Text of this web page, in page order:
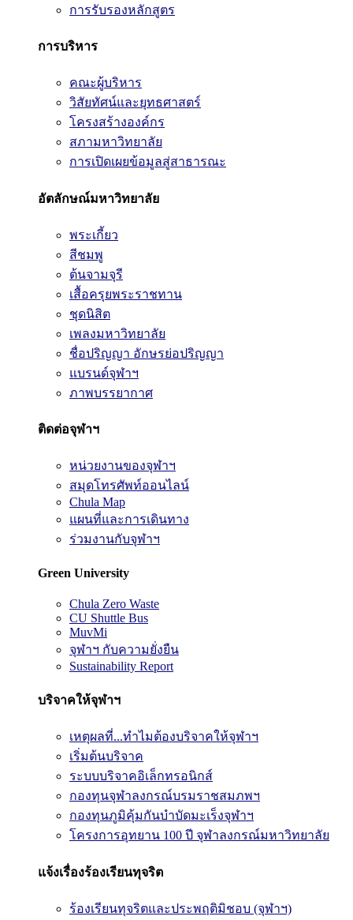
การรับรองหลักสูตร
การบริหาร
คณะผู้บริหาร
วิสัยทัศน์และยุทธศาสตร์
โครงสร้างองค์กร
สภามหาวิทยาลัย
การเปิดเผยข้อมูลสู่สาธารณะ
อัตลักษณ์มหาวิทยาลัย
พระเกี้ยว
สีชมพู
ต้นจามจุรี
เสื้อครุยพระราชทาน
ชุดนิสิต
เพลงมหาวิทยาลัย
ชื่อปริญญา อักษรย่อปริญญา
แบรนด์จุฬาฯ
ภาพบรรยากาศ
ติดต่อจุฬาฯ
หน่วยงานของจุฬาฯ
สมุดโทรศัพท์ออนไลน์
Chula Map
แผนที่และการเดินทาง
ร่วมงานกับจุฬาฯ
Green University
Chula Zero Waste
CU Shuttle Bus
MuvMi
จุฬาฯ กับความยั่งยืน
Sustainability Report
บริจาคให้จุฬาฯ
เหตุผลที่...ทำไมต้องบริจาคให้จุฬาฯ
เริ่มต้นบริจาค
ระบบบริจาคอิเล็กทรอนิกส์
กองทุนจุฬาลงกรณ์บรมราชสมภพฯ
กองทุนภูมิคุ้มกันบำบัดมะเร็งจุฬาฯ
โครงการอุทยาน 100 ปี จุฬาลงกรณ์มหาวิทยาลัย
แจ้งเรื่องร้องเรียนทุจริต
ร้องเรียนทุจริตและประพฤติมิชอบ (จุฬาฯ)